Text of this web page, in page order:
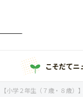
こそだてニ
【小学２年生（７歳・８歳